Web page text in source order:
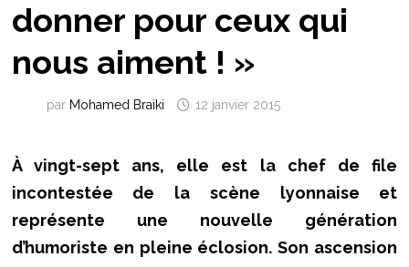
donner pour ceux qui
nous aiment ! »
par Mohamed Braiki 12 janvier 2015
À vingt-sept ans, elle est la chef de file
incontestée de la scène lyonnaise et
représente une nouvelle génération
d’humoriste en pleine éclosion. Son ascension